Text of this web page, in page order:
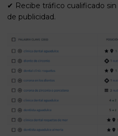
✔ Recibe tráfico cualificado
de publicidad.